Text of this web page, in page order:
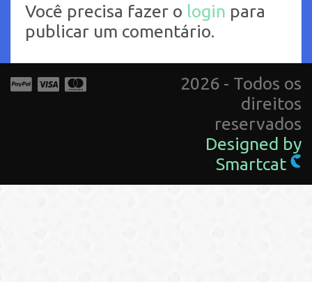
Você precisa fazer o login para
publicar um comentário.
2026 - Todos os
direitos
reservados
Designed by
Smartcat